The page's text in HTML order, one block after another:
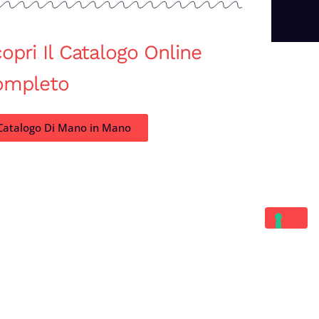
Il Catalogo Online
Di Mano in Mano